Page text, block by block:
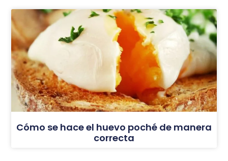
Cómo se hace el huevo poché de manera
correcta